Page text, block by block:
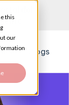
this
our
Blogs